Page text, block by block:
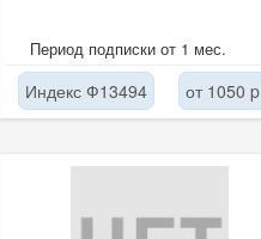
Период подписки от 1 мес.
Индекс Ф13494 от 1050 p